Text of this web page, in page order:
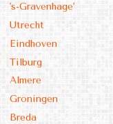
's-Gravenhage'
Utrecht
Eindhoven
Tilburg
Almere
Groningen
Breda